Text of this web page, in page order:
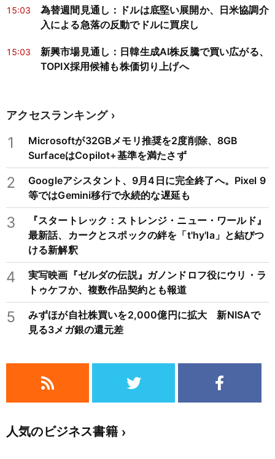
15:03
為替週間見通し：ドルは底堅い展開か、日米協調介
入による急落の反動でドルに買戻し
15:03
新興市場見通し：日韓生成AI株反騰で買い広がる、
TOPIX採用候補も株価切り上げへ
アクセスランキング
1
Microsoftが32GBメモリ推奨を2度削除、8GB
SurfaceはCopilot+基準を満たさず
2
Googleアシスタント、9月4日に完全終了へ。Pixel 9
等ではGemini移行で永続的な遅延も
3
『スタートレック：ストレンジ・ニュー・ワールド』
最新話、カークとスポックの絆を「t'hy'la」と結びつ
ける新解釈
4
実写映画『ゼルダの伝説』ガノンドロフ役にウリ・ラ
トゥケフか、複数作品契約とも報道
5
みずほが自社株買いを2,000億円に拡大 新NISAで
見る3メガ銀の還元差
人気のビジネス書籍